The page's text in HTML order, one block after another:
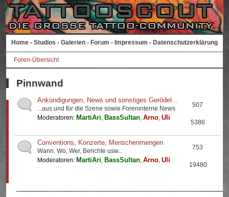
Home - Studios - Galerien - Forum - Impressum - Datenschutzerklärung
Foren-Übersicht
Pinnwand
Ankündigungen, News und sonstiges Gerödel...
...aus und für die Szene sowie Foreninterne News
Moderatoren: MartiAri, BassSultan,Arno,Uli
507
5386
Conventions, Konzerte, Menschenmengen
Wann, Wo, Wer, Berichte usw...
Moderatoren: MartiAri, BassSultan,Arno,Uli
753
19480